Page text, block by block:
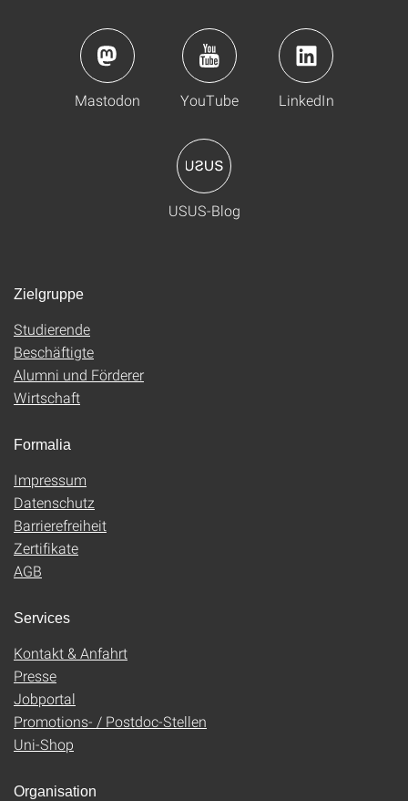
Mastodon YouTube LinkedIn
USUS-Blog
Zielgruppe
Studierende
Beschäftigte
Alumni und Förderer
Wirtschaft
Formalia
Impressum
Datenschutz
Barrierefreiheit
Zertifikate
AGB
Services
Kontakt & Anfahrt
Presse
Jobportal
Promotions- / Postdoc-Stellen
Uni-Shop
Organisation